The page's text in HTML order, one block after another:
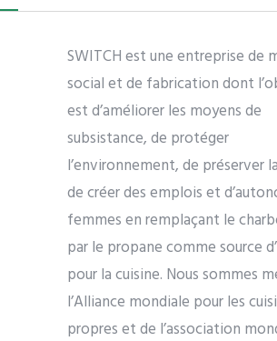
SWITCH est une entreprise de
social et de fabrication dont
est d’améliorer les moyens de
subsistance, de protéger
l’environnement, de préserver
de créer des emplois et
femmes en remplaçant le
par le propane comme source
pour la cuisine. Nous sommes
l’Alliance mondiale pour les
propres et de l’association